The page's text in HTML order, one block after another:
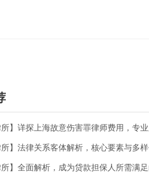
所】详探上海故意伤害罪律师费用，专
所】法律关系客体解析，核心要素与多
所】全面解析，成为贷款担保人所需满